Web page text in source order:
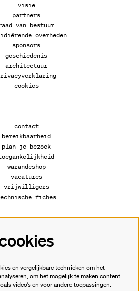
visie
partners
van bestuur
overheden
sponsors
geschiedenis
architectuur
cookies
contact
bereikbaarheid
plan je bezoek
warandeshop
vacatures
vrijwilligers
fiches
Volg ons
aan voor de nieuwsbrief.
en vergelijkbare technieken om het
om het mogelijk te maken content
video’s en voor andere toepassingen.